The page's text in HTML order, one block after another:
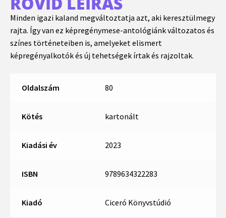
Minden igazi kaland megváltoztatja azt, aki keresztülmegy
rajta. Így van ez képregénymese-antológiánk változatos és
színes történeteiben is, amelyeket elismert
képregényalkotók és új tehetségek írtak és rajzoltak.
Oldalszám 80
Kötés kartonált
Kiadási év 2023
ISBN 9789634322283
Kiadó Ciceró Könyvstúdió